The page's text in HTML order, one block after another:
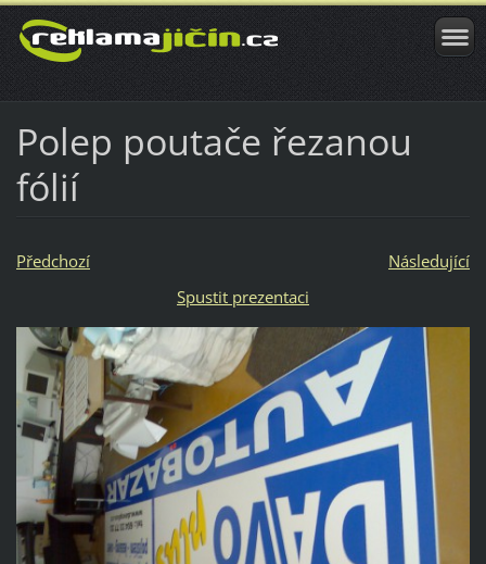
Polep poutače řezanou
fólií
Předchozí
Následující
Spustit prezentaci